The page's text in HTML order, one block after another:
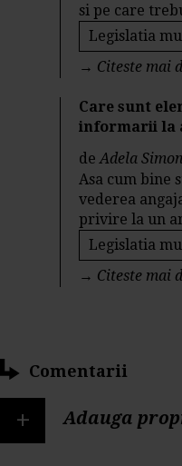
si pe care
Legislatia
→ Citeste mai
Care sunt
informarii la
deAdela
Asa cum bine
vederea
privire la un
Legislatia
→ Citeste mai
Comentarii
+ Adauga